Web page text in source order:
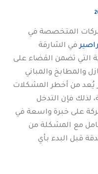
المتخصصة في
في الشارقة
التي تضمن القضاء على
والمطابخ والمباني
يُعد من أخطر المشكلات
لذلك فإن التدخل
على خبرة واسعة في
مع المشكلة من
قبل البدء بأي